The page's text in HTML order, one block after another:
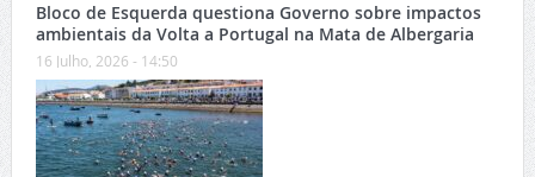
Bloco de Esquerda questiona Governo sobre impactos
ambientais da Volta a Portugal na Mata de Albergaria
16 Julho, 2026 - 14:50